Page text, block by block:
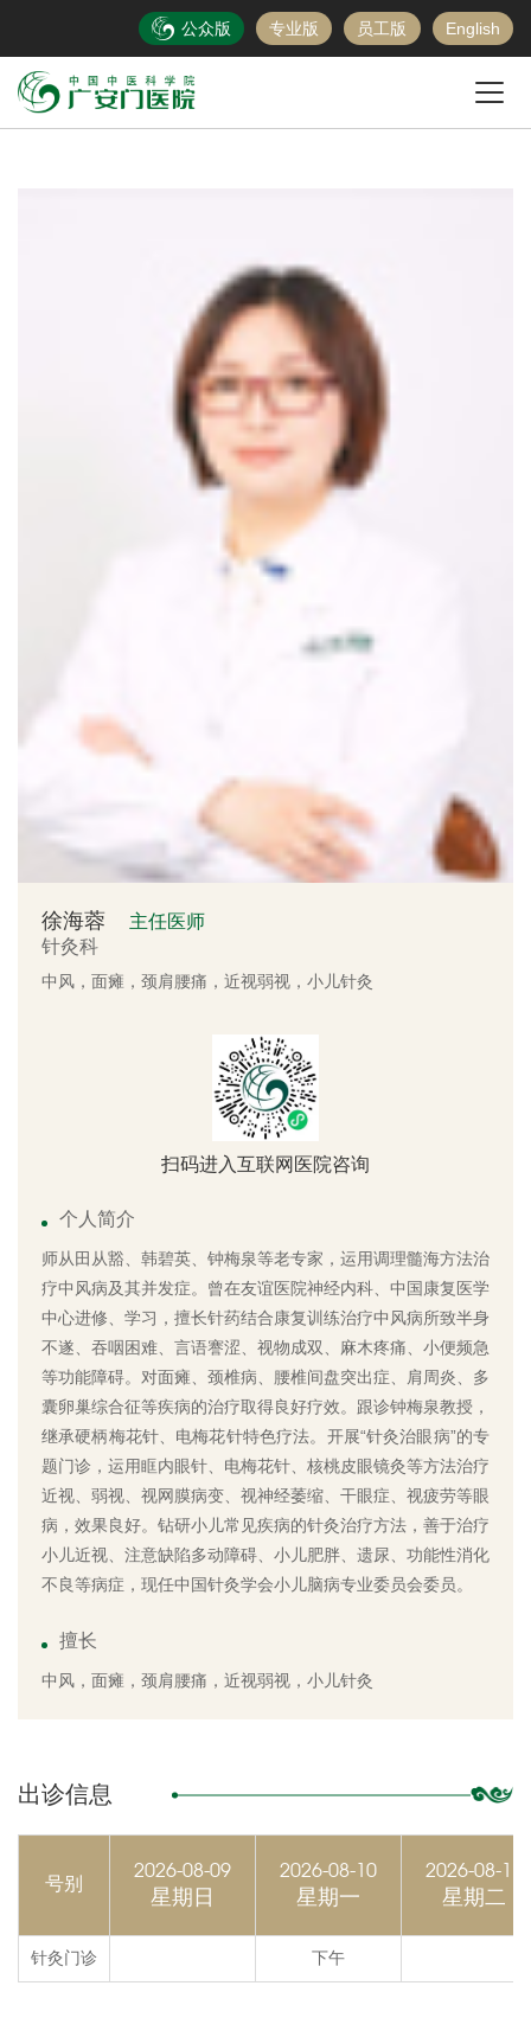
公众版 专业版 员工版 English
徐海蓉
主任医师
针灸科
中风，面瘫，颈肩腰痛，近视弱视，小儿针灸
扫码进入互联网医院咨询
个人简介
师从田从豁、韩碧英、钟梅泉等老专家，运用调理髓海方法治
疗中风病及其并发症。曾在友谊医院神经内科、中国康复医学
中心进修、学习，擅长针药结合康复训练治疗中风病所致半身
不遂、吞咽困难、言语謇涩、视物成双、麻木疼痛、小便频急
等功能障碍。对面瘫、颈椎病、腰椎间盘突出症、肩周炎、多
囊卵巢综合征等疾病的治疗取得良好疗效。跟诊钟梅泉教授，
继承硬柄梅花针、电梅花针特色疗法。开展“针灸治眼病”的专
题门诊，运用眶内眼针、电梅花针、核桃皮眼镜灸等方法治疗
近视、弱视、视网膜病变、视神经萎缩、干眼症、视疲劳等眼
病，效果良好。钻研小儿常见疾病的针灸治疗方法，善于治疗
小儿近视、注意缺陷多动障碍、小儿肥胖、遗尿、功能性消化
不良等病症，现任中国针灸学会小儿脑病专业委员会委员。
擅长
中风，面瘫，颈肩腰痛，近视弱视，小儿针灸
出诊信息
号别
2026-08-09
星期日
2026-08-10
星期一
2026-08-11
星期二
针灸门诊 下午